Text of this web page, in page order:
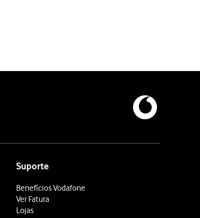
Suporte
Benefícios Vodafone
Ver Fatura
Lojas